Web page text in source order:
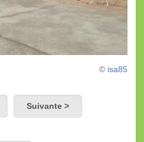
© isa85
Suivante >